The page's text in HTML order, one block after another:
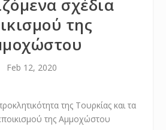
σχέδια
της
Feb 12, 2020